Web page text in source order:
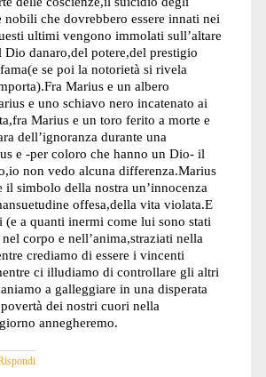
che dovrebbero essere innati nei
ultimi vengono immolati sull’altare
Dio danaro,del potere,del prestigio
se poi la notorietà si rivela
Marius e un albero
e uno schiavo nero incatenato ai
Marius e un toro ferito a morte e
dell’ignoranza durante una
e -per coloro che hanno un Dio- il
non vedo alcuna differenza.Marius
il simbolo della nostra un’innocenza
offesa,della vita violata.E
a quanti inermi come lui sono stati
corpo e nell’anima,straziati nella
crediamo di essere i vincenti
ci illudiamo di controllare gli altri
a galleggiare in una disperata
dei nostri cuori nella
annegheremo.